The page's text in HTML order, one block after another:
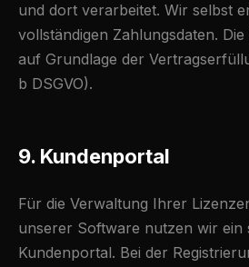
und dort verarbeitet. Wir selbst
vollständigen Zahlungsdaten.
auf Grundlage der
b DSGVO).
9. Kundenportal
Für die Verwaltung Ihrer
unserer Software nutzen wir ein
Kundenportal. Bei der